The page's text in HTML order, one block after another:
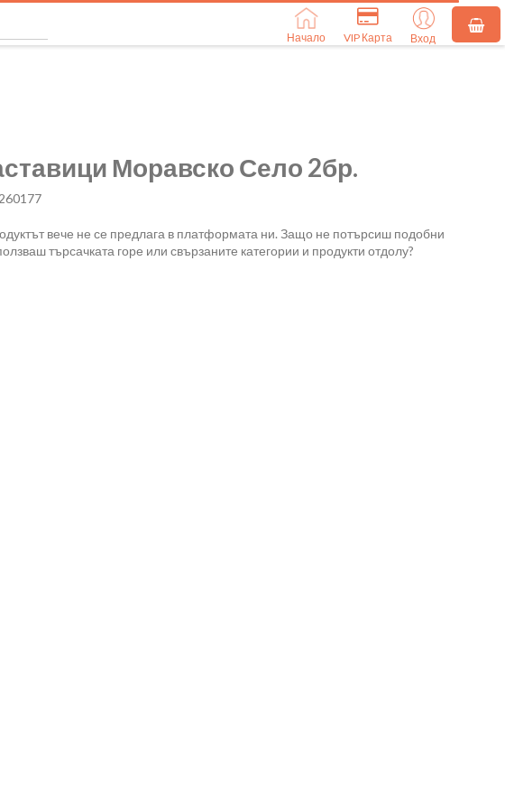
Начало VIP Карта Вход
Моравско Село 2бр.
вече не се предлага в платформата ни. Защо не потърсиш подобни
търсачката горе или свързаните категории и продукти отдолу?